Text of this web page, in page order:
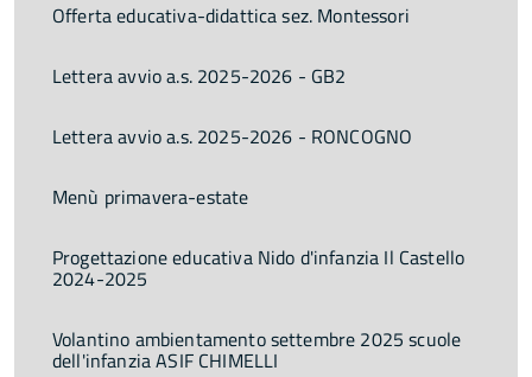
Offerta educativa-didattica sez. Montessori
Lettera avvio a.s. 2025-2026 - GB2
Lettera avvio a.s. 2025-2026 - RONCOGNO
Menù primavera-estate
Progettazione educativa Nido d'infanzia Il Castello
2024-2025
Volantino ambientamento settembre 2025 scuole
dell'infanzia ASIF CHIMELLI